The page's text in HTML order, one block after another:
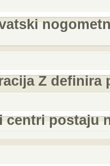
Z definira
centri postaju